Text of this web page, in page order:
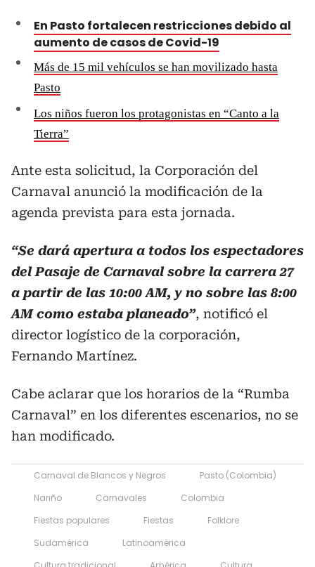
En Pasto fortalecen restricciones debido al
aumento de casos de Covid-19
Más de 15 mil vehículos se han movilizado hasta
Pasto
Los niños fueron los protagonistas en “Canto a la
Tierra”
Ante esta solicitud, la Corporación del
Carnaval anunció la modificación de la
agenda prevista para esta jornada.
“Se dará apertura a todos los espectadores
del Pasaje de Carnaval sobre la carrera 27
a partir de las 10:00 AM, y no sobre las 8:00
AM como estaba planeado”, notificó el
director logístico de la corporación,
Fernando Martínez.
Cabe aclarar que los horarios de la “Rumba
Carnaval” en los diferentes escenarios, no se
han modificado.
Carnaval de Blancos y Negros
Pasto (Colombia)
Nariño
Carnavales
Colombia
Fiestas populares
Fiestas
Folklore
Sudamérica
Latinoamérica